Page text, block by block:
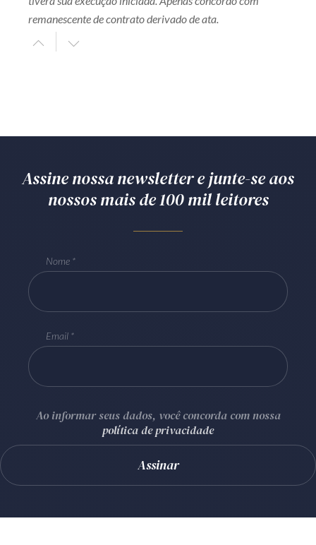
remanescente de contrato derivado de ata.
Assine nossa newsletter e junte-se aos
nossos mais de 100 mil leitores
Nome
Email
Ao informar seus dados, você concorda com nossa
política de privacidade